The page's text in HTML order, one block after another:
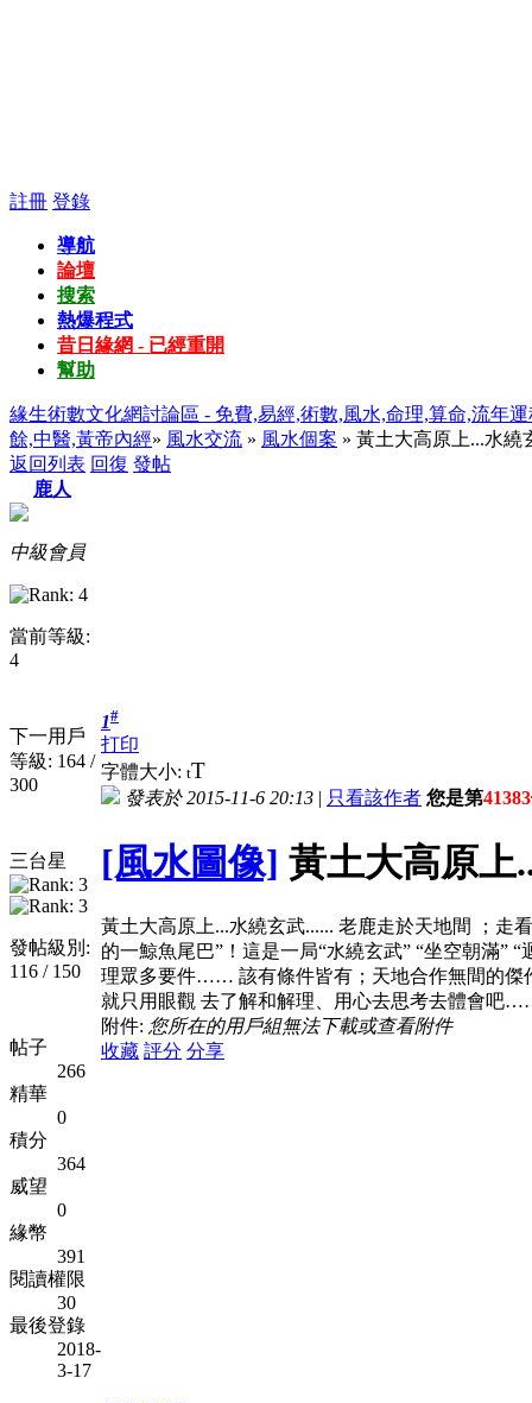
註冊 登錄
導航
論壇
搜索
熱爆程式
昔日緣網 - 已經重開
幫助
緣生術數文化網討論區 - 免費,易經,術數,風水,命理,算命,流年
餘,中醫,黃帝內經» 風水交流 » 風水個案 » 黃土大高原上...水繞
返回列表 回復 發帖
鹿人
中級會員
當前等級:
4
下一用戶
等級: 164 /
300
三台星
發帖級別:
116 / 150
帖子
266
精華
0
積分
364
威望
0
緣幣
391
閱讀權限
30
最後登錄
2018-
3-17
1#
打印
字體大小: tT
發表於 2015-11-6 20:13 | 只看該作者 您是第41383
[風水圖像] 黃土大高原上
黃土大高原上...水繞玄武...... 老鹿走於天地間 ；
的一鯨魚尾巴”！這是一局“水繞玄武” “坐空朝滿”
理眾多要件…… 該有條件皆有；天地合作無間的傑
就只用眼觀 去了解和解理、用心去思考去體會吧
附件: 您所在的用戶組無法下載或查看附件
收藏 評分 分享